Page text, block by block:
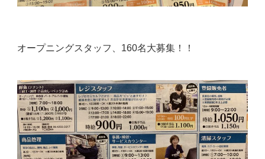
オープニングスタッフ、160名大募集！！